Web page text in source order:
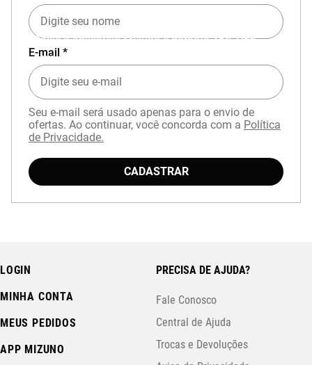
Baixe o aplicativo Mizuno e garanta15% OFF
com cupom
E-mail *
Seu e-mail será usado apenas para o envio de
ofertas. Ao continuar, você concorda com a Política
de Privacidade.
CADASTRAR
LOGIN
MINHA CONTA
MEUS PEDIDOS
APP MIZUNO
PRECISA DE AJUDA?
Fale Conosco
Central de Ajuda
Trocas e Devoluções